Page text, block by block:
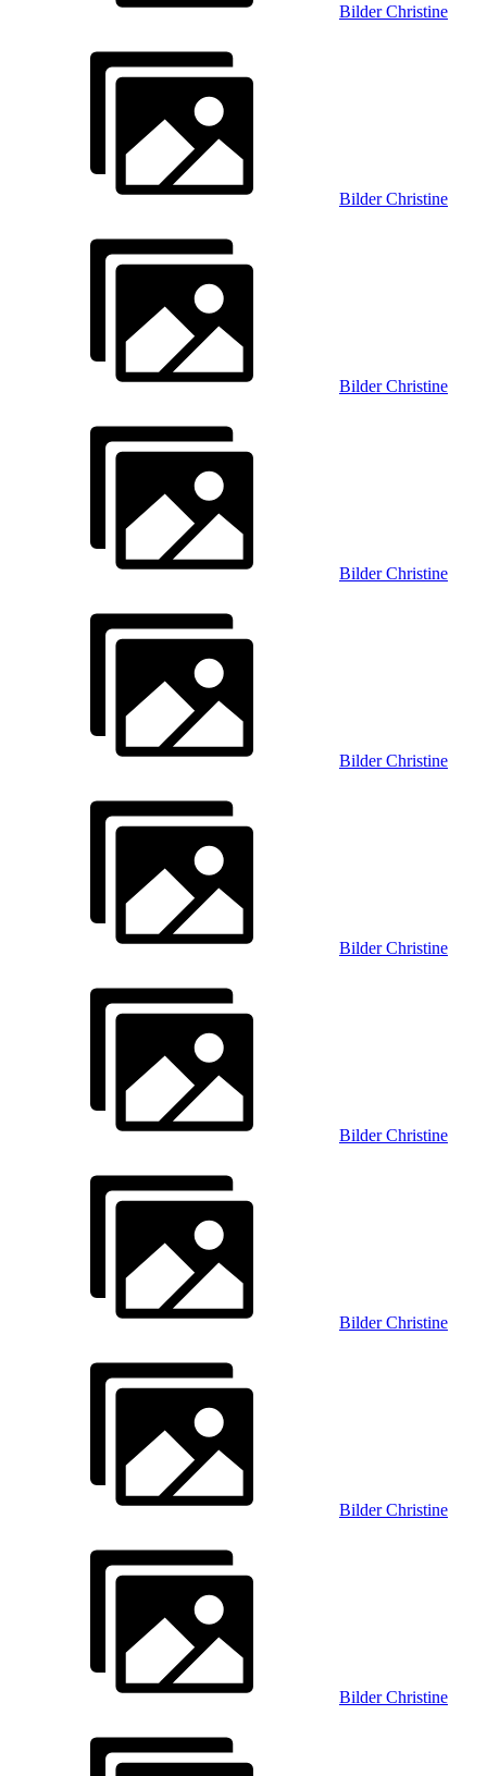
Bilder Christine
Bilder Christine
Bilder Christine
Bilder Christine
Bilder Christine
Bilder Christine
Bilder Christine
Bilder Christine
Bilder Christine
Bilder Christine